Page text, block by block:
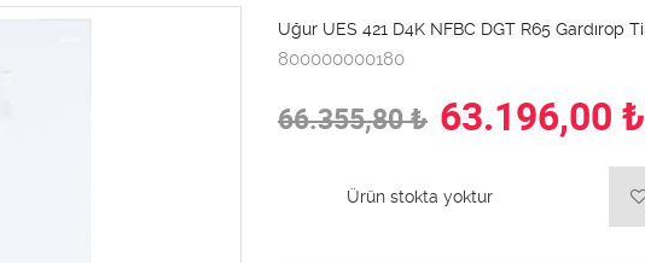
Uğur UES 421 D4K NFBC DGT R65 Gardırop
800000000180
66.355,80₺ 63.196,00 ₺
Ürün stokta yoktur